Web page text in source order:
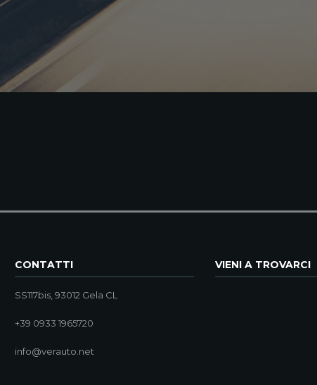
CONTATTI
SS117bis, 93012 Gela CL
+39 0933 1965720
info@verauto.net
VIENI A TROVARCI